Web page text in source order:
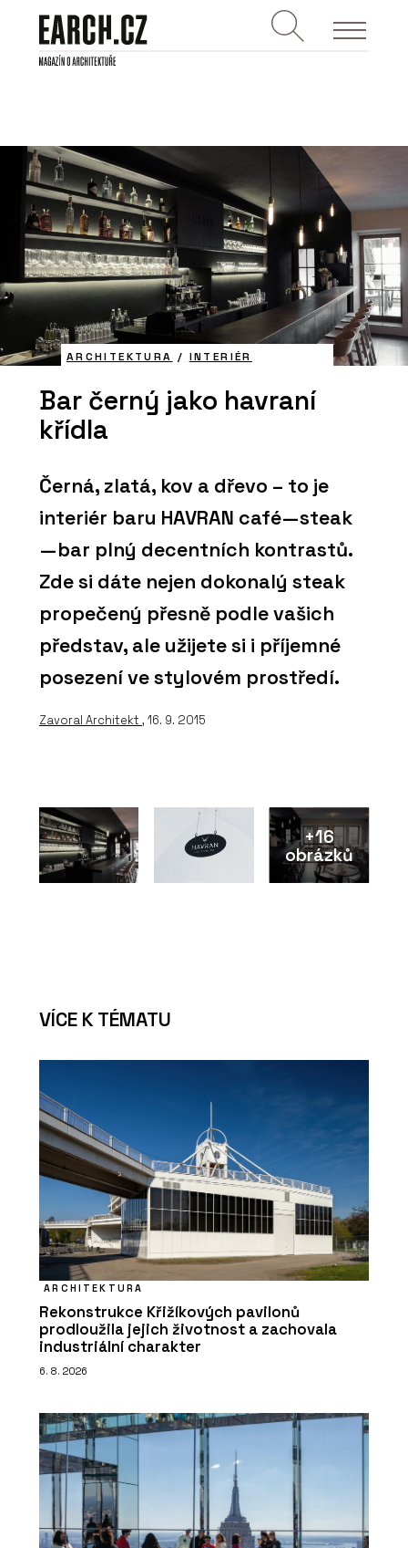
ARCHITEKTURA / INTERIÉR
Bar černý jako havraní
křídla
Černá, zlatá, kov a dřevo – to je
interiér baru HAVRAN café—steak
—bar plný decentních kontrastů.
Zde si dáte nejen dokonalý steak
propečený přesně podle vašich
představ, ale užijete si i příjemné
posezení ve stylovém prostředí.
Zavoral Architekt , 16. 9. 2015
+16
obrázků
VÍCE K TÉMATU
ARCHITEKTURA
Rekonstrukce Křižíkových pavilonů
prodloužila jejich životnost a zachovala
industriální charakter
6. 8. 2026